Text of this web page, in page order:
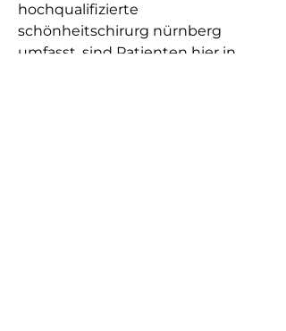
hochqualifizierte
schönheitschirurg nürnberg
umfasst, sind Patienten hier in